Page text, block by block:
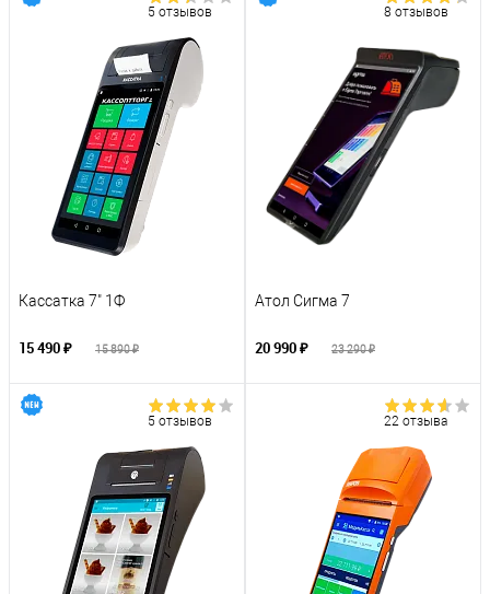
5 отзывов
Кассатка 7" 1Ф
15 490 ₽ 15 890 ₽
8 отзывов
Атол Сигма 7
20 990 ₽ 23 290 ₽
5 отзывов 22 отзыва